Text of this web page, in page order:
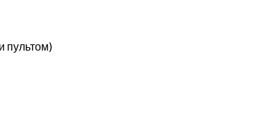
пультом)